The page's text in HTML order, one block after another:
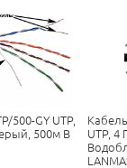
500-GY UTP,
500м В
UTP,